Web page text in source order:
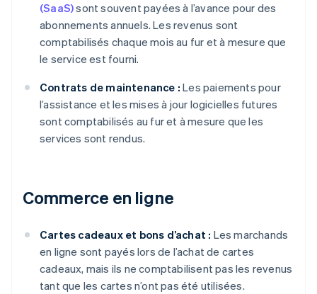
(SaaS)sont souvent payées à l’avance pour des
abonnements annuels. Les revenus sont
comptabilisés chaque mois au fur et à mesure que
le service est fourni.
Contrats de maintenance : Les paiements pour
l’assistance et les mises à jour logicielles futures
sont comptabilisés au fur et à mesure que les
services sont rendus.
Commerce en ligne
Cartes cadeaux et bons d’achat : Les marchands
en ligne sont payés lors de l’achat de cartes
cadeaux, mais ils ne comptabilisent pas les revenus
tant que les cartes n’ont pas été utilisées.